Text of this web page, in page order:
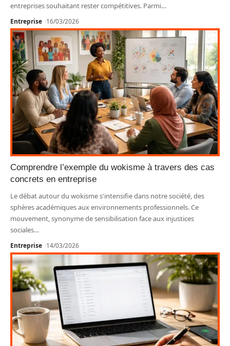
entreprises souhaitant rester compétitives. Parmi…
Entreprise 16/03/2026
Comprendre l’exemple du wokisme à travers des cas
concrets en entreprise
Le débat autour du wokisme s'intensifie dans notre société, des
sphères académiques aux environnements professionnels. Ce
mouvement, synonyme de sensibilisation face aux injustices
sociales…
Entreprise 14/03/2026